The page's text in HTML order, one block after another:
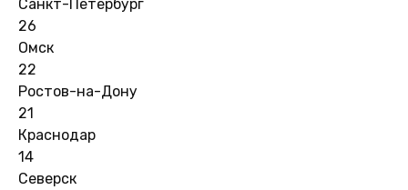
Санкт-Петербург
26
Омск
22
Ростов-на-Дону
21
Краснодар
14
Северск